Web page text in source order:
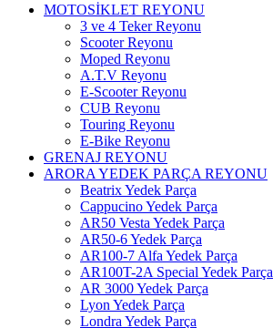
MOTOSİKLET REYONU
3 ve 4 Teker Reyonu
Scooter Reyonu
Moped Reyonu
A.T.V Reyonu
E-Scooter Reyonu
CUB Reyonu
Touring Reyonu
E-Bike Reyonu
GRENAJ REYONU
ARORA YEDEK PARÇA REYONU
Beatrix Yedek Parça
Cappucino Yedek Parça
AR50 Vesta Yedek Parça
AR50-6 Yedek Parça
AR100-7 Alfa Yedek Parça
AR100T-2A Special Yedek Parça
AR 3000 Yedek Parça
Lyon Yedek Parça
Londra Yedek Parça